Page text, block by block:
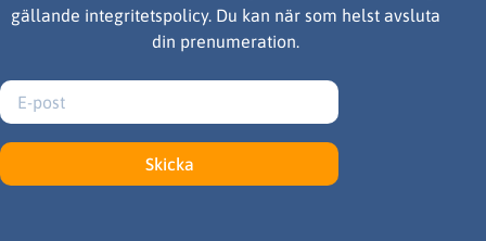
gällande integritetspolicy. Du kan när som helst avsluta
din prenumeration.
Skicka